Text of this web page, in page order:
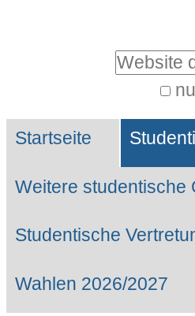
Website durchsuchen
Suche…
Sektionen
Startseite
Weitere studentische
Studentische
Wahlen 2026/2027